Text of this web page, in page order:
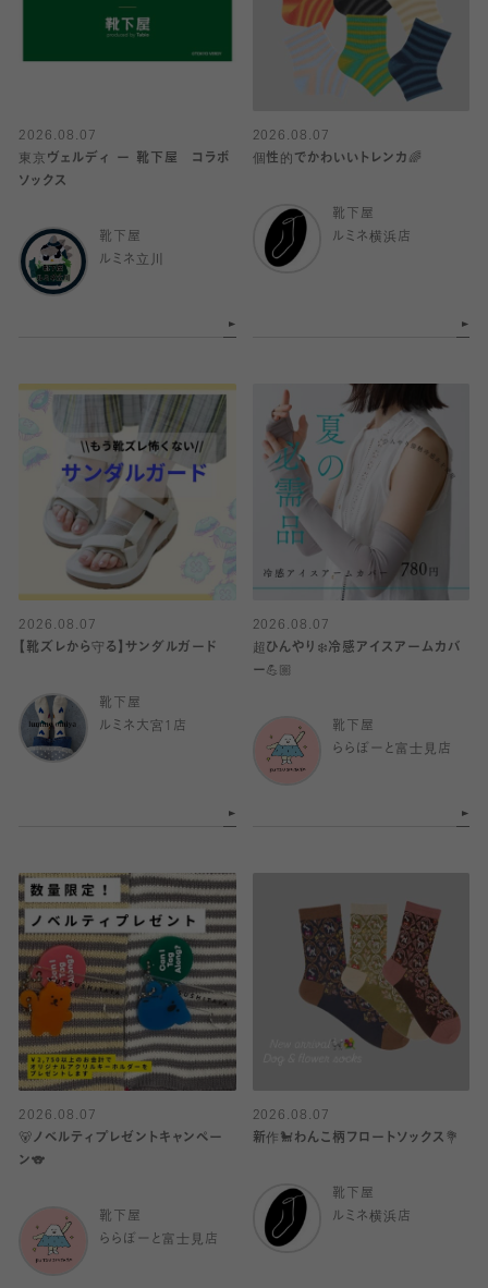
2026.08.07
東京ヴェルディ ー 靴下屋 コラボ
ソックス
靴下屋
ルミネ立川
2026.08.07
個性的でかわいいトレンカ🌈
靴下屋
ルミネ横浜店
2026.08.07
【靴ズレから守る】サンダルガード
靴下屋
ルミネ大宮1店
2026.08.07
超ひんやり❄️冷感アイスアームカバ
ー💪🏼
靴下屋
ららぽーと富士見店
2026.08.07
🐻ノベルティプレゼントキャンペー
ン🐨
靴下屋
ららぽーと富士見店
2026.08.07
新作🐩わんこ柄フロートソックス💐
靴下屋
ルミネ横浜店